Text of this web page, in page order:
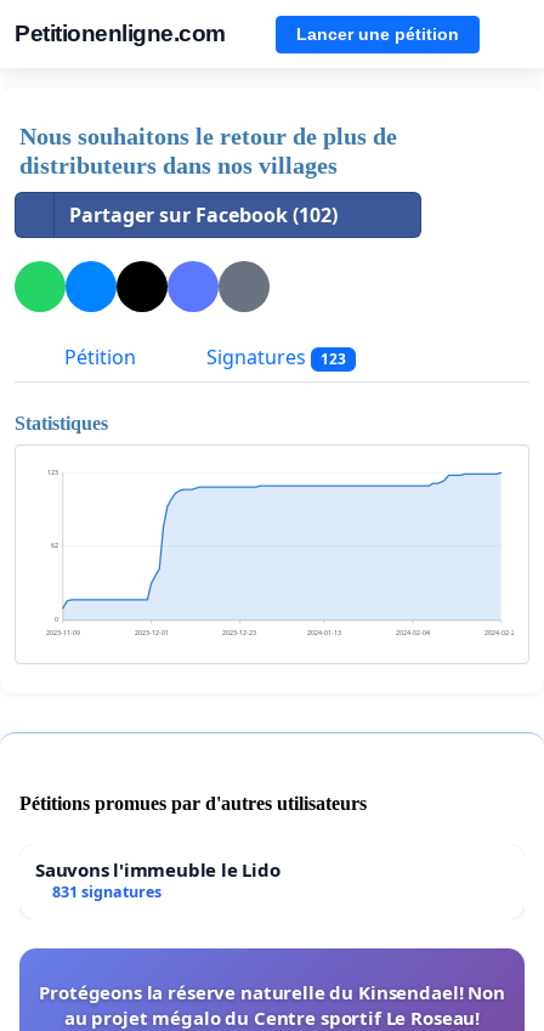
Petitionenligne.com Lancer une pétition
Nous souhaitons le retour de plus de
distributeurs dans nos villages
Partager sur Facebook (102)
Pétition Signatures 123
Statistiques
0
62
123
2023-11-09 2023-12-01 2023-12-23 2024-01-13 2024-02-04 2024-02-26
Pétitions promues par d'autres utilisateurs
Sauvons l'immeuble le Lido
831 signatures
Protégeons la réserve naturelle du Kinsendael! Non
au projet mégalo du Centre sportif Le Roseau!